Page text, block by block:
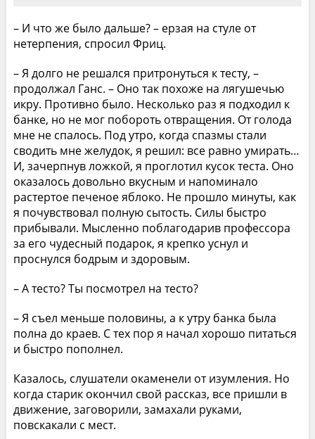
– И что же было дальше? – ерзая на стуле от
нетерпения, спросил Фриц.
– Я долго не решался притронуться к тесту, –
продолжал Ганс. – Оно так похоже на лягушечью
икру. Противно было. Несколько раз я подходил к
банке, но не мог побороть отвращения. От голода
мне не спалось. Под утро, когда спазмы стали
сводить мне желудок, я решил: все равно умирать…
И, зачерпнув ложкой, я проглотил кусок теста. Оно
оказалось довольно вкусным и напоминало
растертое печеное яблоко. Не прошло минуты, как
я почувствовал полную сытость. Силы быстро
прибывали. Мысленно поблагодарив профессора
за его чудесный подарок, я крепко уснул и
проснулся бодрым и здоровым.
– А тесто? Ты посмотрел на тесто?
– Я съел меньше половины, а к утру банка была
полна до краев. С тех пор я начал хорошо питаться
и быстро пополнел.
Казалось, слушатели окаменели от изумления. Но
когда старик окончил свой рассказ, все пришли в
движение, заговорили, замахали руками,
повскакали с мест.